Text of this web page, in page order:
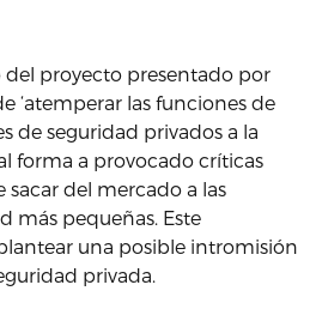
del proyecto presentado por
‘atemperar las funciones de
de seguridad privados a la
forma a provocado críticas
del mercado a las
más pequeñas. Este
una posible intromisión
privada.